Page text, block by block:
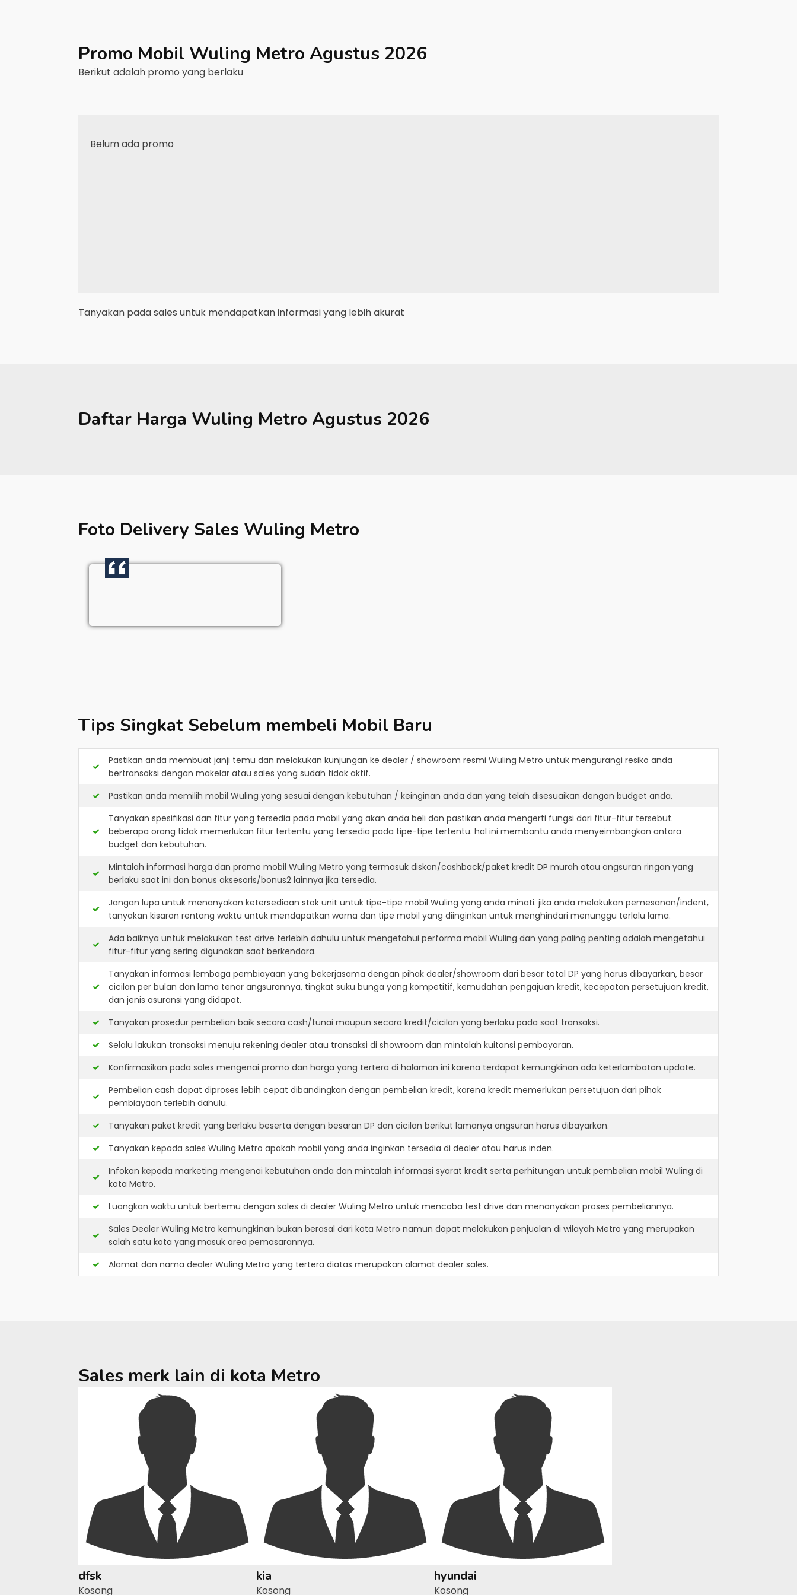
Promo Mobil Wuling Metro Agustus 2026
Berikut adalah promo yang berlaku
Belum ada promo
Tanyakan pada sales untuk mendapatkan informasi yang lebih akurat
Daftar Harga Wuling Metro Agustus 2026
Foto Delivery Sales Wuling Metro
Tips Singkat Sebelum membeli Mobil Baru
Pastikan anda membuat janji temu dan melakukan kunjungan ke dealer / showroom resmi Wuling Metro untuk mengurangi resiko anda
bertransaksi dengan makelar atau sales yang sudah tidak aktif.
Pastikan anda memilih mobil Wuling yang sesuai dengan kebutuhan / keinginan anda dan yang telah disesuaikan dengan budget anda.
Tanyakan spesifikasi dan fitur yang tersedia pada mobil yang akan anda beli dan pastikan anda mengerti fungsi dari fitur-fitur tersebut.
beberapa orang tidak memerlukan fitur tertentu yang tersedia pada tipe-tipe tertentu. hal ini membantu anda menyeimbangkan antara
budget dan kebutuhan.
Mintalah informasi harga dan promo mobil Wuling Metro yang termasuk diskon/cashback/paket kredit DP murah atau angsuran ringan yang
berlaku saat ini dan bonus aksesoris/bonus2 lainnya jika tersedia.
Jangan lupa untuk menanyakan ketersediaan stok unit untuk tipe-tipe mobil Wuling yang anda minati. jika anda melakukan pemesanan/indent,
tanyakan kisaran rentang waktu untuk mendapatkan warna dan tipe mobil yang diinginkan untuk menghindari menunggu terlalu lama.
Ada baiknya untuk melakukan test drive terlebih dahulu untuk mengetahui performa mobil Wuling dan yang paling penting adalah mengetahui
fitur-fitur yang sering digunakan saat berkendara.
Tanyakan informasi lembaga pembiayaan yang bekerjasama dengan pihak dealer/showroom dari besar total DP yang harus dibayarkan, besar
cicilan per bulan dan lama tenor angsurannya, tingkat suku bunga yang kompetitif, kemudahan pengajuan kredit, kecepatan persetujuan kredit,
dan jenis asuransi yang didapat.
Tanyakan prosedur pembelian baik secara cash/tunai maupun secara kredit/cicilan yang berlaku pada saat transaksi.
Selalu lakukan transaksi menuju rekening dealer atau transaksi di showroom dan mintalah kuitansi pembayaran.
Konfirmasikan pada sales mengenai promo dan harga yang tertera di halaman ini karena terdapat kemungkinan ada keterlambatan update.
Pembelian cash dapat diproses lebih cepat dibandingkan dengan pembelian kredit, karena kredit memerlukan persetujuan dari pihak
pembiayaan terlebih dahulu.
Tanyakan paket kredit yang berlaku beserta dengan besaran DP dan cicilan berikut lamanya angsuran harus dibayarkan.
Tanyakan kepada sales Wuling Metro apakah mobil yang anda inginkan tersedia di dealer atau harus inden.
Infokan kepada marketing mengenai kebutuhan anda dan mintalah informasi syarat kredit serta perhitungan untuk pembelian mobil Wuling di
kota Metro.
Luangkan waktu untuk bertemu dengan sales di dealer Wuling Metro untuk mencoba test drive dan menanyakan proses pembeliannya.
Sales Dealer Wuling Metro kemungkinan bukan berasal dari kota Metro namun dapat melakukan penjualan di wilayah Metro yang merupakan
salah satu kota yang masuk area pemasarannya.
Alamat dan nama dealer Wuling Metro yang tertera diatas merupakan alamat dealer sales.
Sales merk lain di kota Metro
dfsk
Kosong
kia
Kosong
hyundai
Kosong